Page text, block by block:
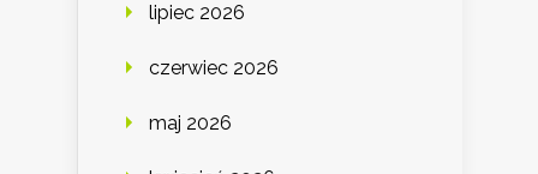
lipiec 2026
czerwiec 2026
maj 2026